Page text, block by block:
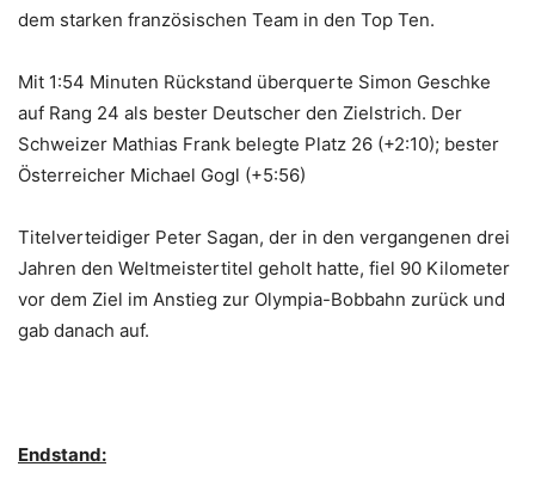
dem starken französischen Team in den Top Ten.
Mit 1:54 Minuten Rückstand überquerte Simon Geschke
auf Rang 24 als bester Deutscher den Zielstrich. Der
Schweizer Mathias Frank belegte Platz 26 (+2:10); bester
Österreicher Michael Gogl (+5:56)
Titelverteidiger Peter Sagan, der in den vergangenen drei
Jahren den Weltmeistertitel geholt hatte, fiel 90 Kilometer
vor dem Ziel im Anstieg zur Olympia-Bobbahn zurück und
gab danach auf.
Endstand: